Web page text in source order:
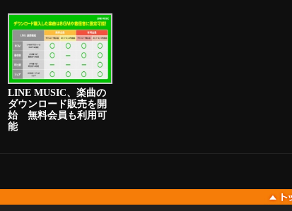
LINE MUSIC、楽曲の
ダウンロード販売を開
始 無料会員も利用可
能